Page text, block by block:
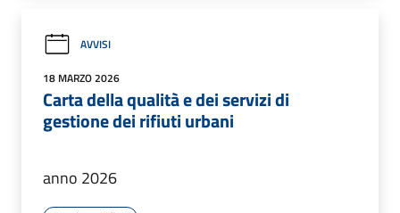
AVVISI
18 MARZO 2026
Carta della qualità e dei servizi di
gestione dei rifiuti urbani
anno 2026